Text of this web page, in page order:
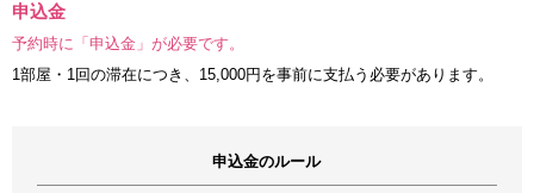
申込金
予約時に「申込金」が必要です。
1部屋・1回の滞在につき、15,000円を事前に支払う必要があります。
申込金のルール